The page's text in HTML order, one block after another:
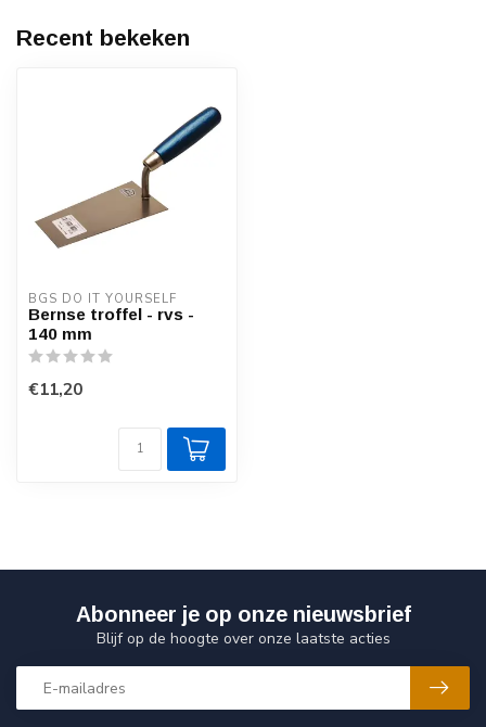
Recent bekeken
BGS DO IT YOURSELF
Bernse troffel - rvs -
140 mm
€11,20
Abonneer je op onze nieuwsbrief
Blijf op de hoogte over onze laatste acties